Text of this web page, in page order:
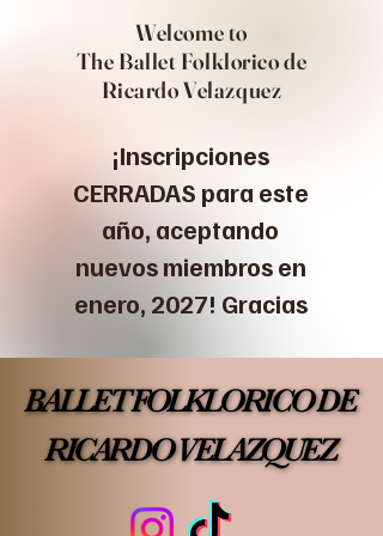
Welcome to
The Ballet Folklorico de
Ricardo Velazquez
¡Inscripciones
CERRADAS para este
año, aceptando
nuevos miembros en
enero, 2027! Gracias
BALLET FOLKLORICO DE
RICARDO VELAZQUEZ
BALLET FOLKLORICO DE
RICARDO VELAZQUEZ